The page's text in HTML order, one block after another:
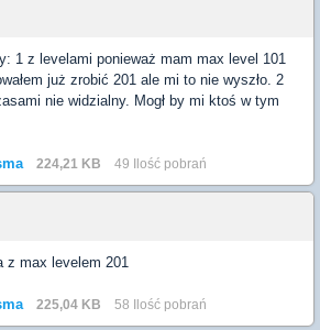
1 z levelami ponieważ mam max level 101
już zrobić 201 ale mi to nie wyszło. 2
nie widzialny. Mogł by mi ktoś w tym
224,21 KB 49 Ilość pobrań
z max levelem 201
225,04 KB 58 Ilość pobrań